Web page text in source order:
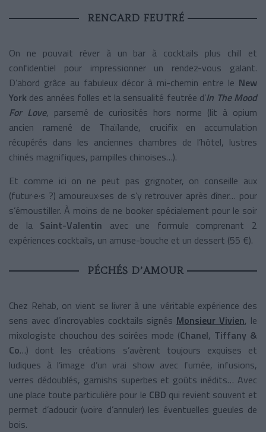
RENCARD FEUTRÉ
On ne pouvait rêver à un bar à cocktails plus chill et
confidentiel pour impressionner un rendez-vous galant.
D’abord grâce au fabuleux décor à mi-chemin entre le New
York des années folles et la sensualité feutrée d’In The Mood
For Love, parsemé de curiosités hors norme (lit à opium
ancien ramené de Thaïlande, crucifix en accumulation
récupérés dans les anciennes chambres de l’hôtel, lustres
chinés magnifiques, pampilles chinoises…).
Et comme ici on ne peut pas grignoter, on conseille aux
(futur·e·s ?) amoureux·ses de s’y retrouver après dîner… pour
s’émoustiller. À moins de ne booker spécialement pour le soir
de la Saint-Valentin avec une formule comprenant 2
expériences cocktails, un amuse-bouche et un dessert (55 €).
PÉCHÉS D’AMOUR
Chez Rehab, on vient se livrer à une véritable expérience des
sens avec d’incroyables cocktails signés Monsieur Vivien, le
mixologiste chouchou des soirées mode (Chanel, Tiffany &
Co…) dont les créations s’avèrent toujours exquises et
ludiques à l’image d’un vrai show avec fumée, infusions,
verres dédoublés, garnishs superbes et goûts inédits… Avec
une place toute particulière pour le CBD qui revient souvent et
permet d’adoucir (voire d’annuler) les éventuelles gueules de
bois.